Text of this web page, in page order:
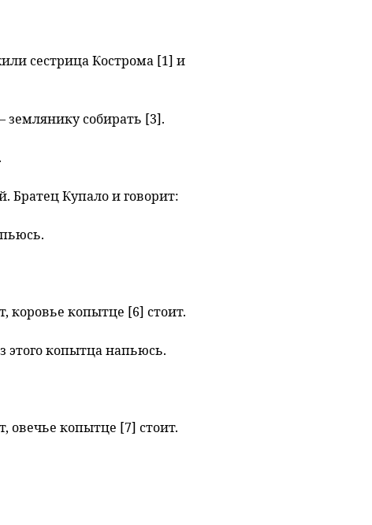
сестрица Кострома [1] и
землянику собирать [3].
Братец Купало и говорит:
коровье копытце [6] стоит.
этого копытца напьюсь.
овечье копытце [7] стоит.